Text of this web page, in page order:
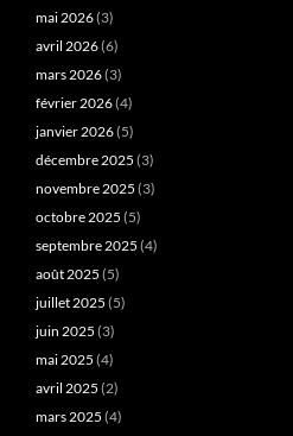
mai 2026(3)
avril 2026(6)
mars 2026(3)
février 2026(4)
janvier 2026(5)
décembre 2025 (3)
novembre 2025 (3)
octobre 2025 (5)
septembre 2025 (4)
août 2025 (5)
juillet 2025 (5)
juin 2025 (3)
mai 2025 (4)
avril 2025 (2)
mars 2025 (4)